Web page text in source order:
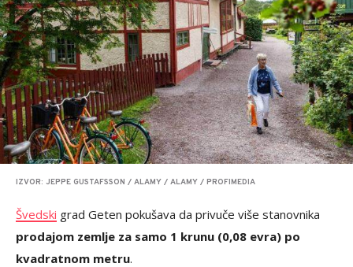
IZVOR: JEPPE GUSTAFSSON / ALAMY / ALAMY / PROFIMEDIA
Švedski grad Geten pokušava da privuče više stanovnika
prodajom zemlje za samo 1 krunu (0,08 evra) po
kvadratnom metru.